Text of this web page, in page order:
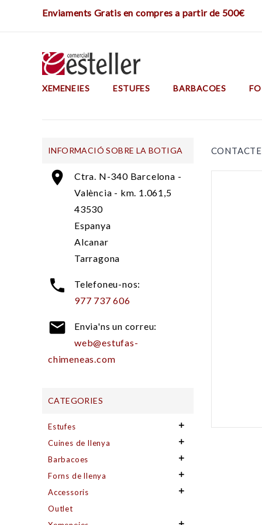
Enviaments Gratis en compres a partir de 500€
XEMENEIES ESTUFES BARBACOES
INFORMACIÓ SOBRE LA BOTIGA

Ctra. N-340 Barcelona -
València - km. 1.061,5
43530
Espanya
Alcanar
Tarragona

Telefoneu-nos:
977 737 606

Envia'ns un correu:
web@estufas-
chimeneas.com
CATEGORIES
Estufes 
Cuines de llenya 
Barbacoes 
Forns de llenya 
Accessoris 
Outlet